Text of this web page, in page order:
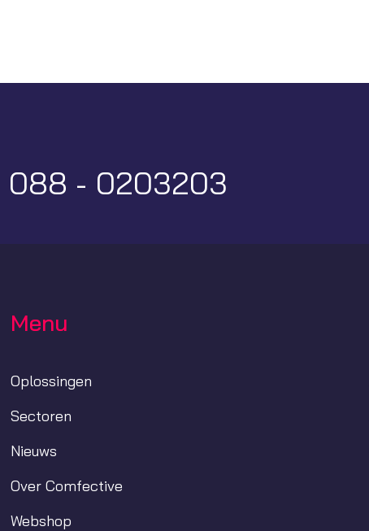
088 - 0203203
Menu
Oplossingen
Sectoren
Nieuws
Over Comfective
Webshop